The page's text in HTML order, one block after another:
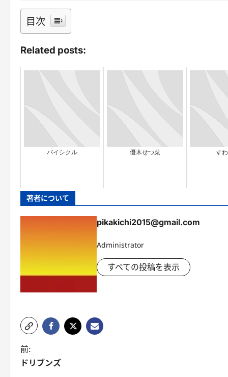
目次
Related posts:
バイシクル 優木せつ菜 す
著者について
pikakichi2015@gmail.com
Administrator
すべての投稿を表示
投
稿
前:
ドリブンズ